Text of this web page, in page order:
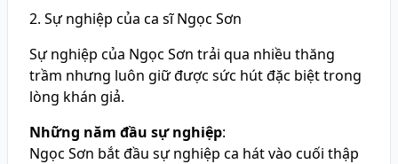
2. Sự nghiệp của ca sĩ Ngọc Sơn
Sự nghiệp của Ngọc Sơn trải qua nhiều thăng
trầm nhưng luôn giữ được sức hút đặc biệt trong
lòng khán giả.
Những năm đầu sự nghiệp:
Ngọc Sơn bắt đầu sự nghiệp ca hát vào cuối thập